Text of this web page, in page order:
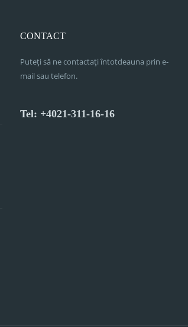
CONTACT
Puteți să ne contactați întotdeauna prin e-
mail sau telefon.
Tel: +4021-311-16-16